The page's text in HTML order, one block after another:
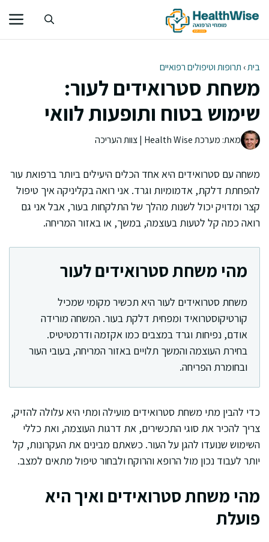
לתוכן
בית› תרופות וטיפולים רפואיים
משחת סטרואידים לעור:
שימוש בטוח ותופעות לוואי
מאת: מערכת Health Wise | צוות העריכה
משחה עם סטרואידים היא אחד הכלים היעילים ביותר ברפואת עור
להפחתת דלקת, אדמומיות וגרד. אני רואה בקליניקה איך טיפול
קצר ומדויק יכול לשנות מהלך של התלקחות בעור, אבל אני גם
רואה כמה קל לטעות בעוצמה, במשך, או באזור המריחה.
מהי משחת סטרואידים לעור
משחת סטרואידים לעור היא תכשיר מקומי שמכיל
קורטיקוסטרואיד ומפחית דלקת בעור. המשחה מורידה
אודם, נפיחות וגרד במצבים כמו אקזמה ודרמטיטיס.
בחירת העוצמה והמשך תלויים באזור המריחה, בעובי העור
ובחומרת הפריחה.
כדי להבין מתי משחת סטרואידים מועילה ומתי היא עלולה להזיק,
צריך להכיר את סוגי התכשירים, את דרגות העוצמה, ואת כללי
השימוש שנועדו להגן על העור. כשאתם מבינים את העקרונות, קל
יותר לעבוד נכון מול הרופא והרוקח ולבחור טיפול מתאים למצב.
מהי משחת סטרואידים ואיך היא
פועלת